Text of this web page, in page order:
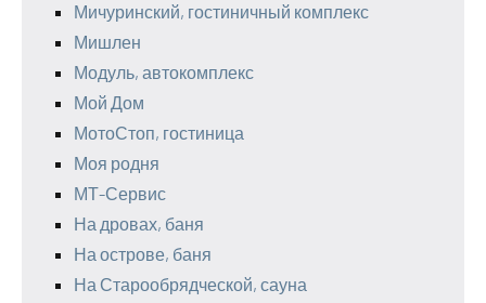
Мичуринский, гостиничный комплекс
Мишлен
Модуль, автокомплекс
Мой Дом
МотоСтоп, гостиница
Моя родня
МТ-Сервис
На дровах, баня
На острове, баня
На Старообрядческой, сауна